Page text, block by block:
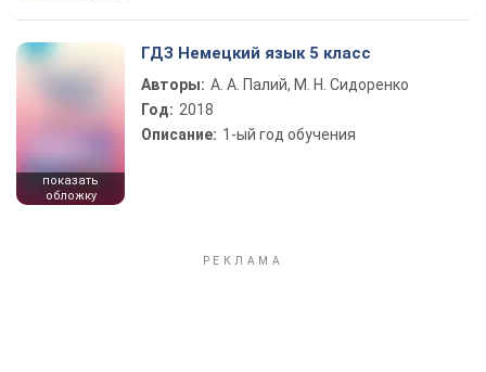
показать
обложку
ГДЗ Немецкий язык 5 класс
Авторы: А. А. Палий, М. Н. Сидоренко
Год: 2018
Описание: 1-ый год обучения